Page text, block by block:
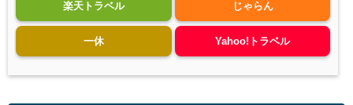
楽天トラベル じゃらん
一休 Yahoo!トラベル